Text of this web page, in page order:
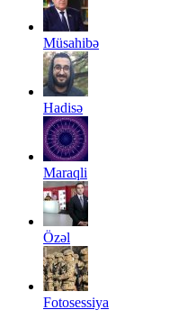
Müsahibə
Hadisə
Maraqli
Özəl
Fotosessiya